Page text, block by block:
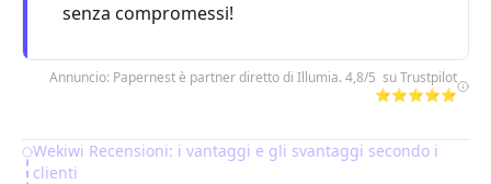
senza compromessi!
Annuncio: Papernest è partner diretto di Illumia. 4,8/5 su Trustpilot
⭐⭐⭐⭐⭐
Table of Contents
Wekiwi Recensioni: i vantaggi e gli svantaggi secondo i
clienti